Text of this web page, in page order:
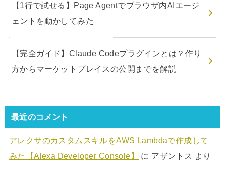
【1行で試せる】Page Agentでブラウザ内AIエージ
ェントを動かしてみた
【完全ガイド】Claude Codeプラグインとは？作り
方からマーケットプレイスの公開までを解説
最近のコメント
アレクサのカスタムスキルをAWS Lambdaで作成して
みた【Alexa Developer Console】
に アザントス より